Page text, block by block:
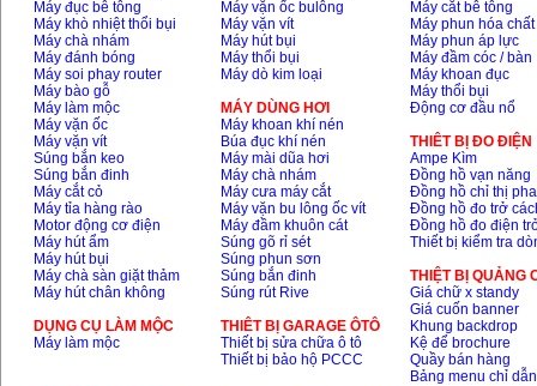
Bang gia may khoan
Bosch 2024
Price:884000
May khoan Bosch
GBH 2-24RE (790W)
Price
Máy đục bê tông
Máy khò nhiệt thổi bụi
Máy chà nhám
Máy đánh bóng
Máy soi phay router
Máy bào gỗ
Máy làm mộc
Máy vặn ốc
Máy vặn vít
Súng bắn keo
Súng bắn đinh
Máy cắt cỏ
Máy tỉa hàng rào
Motor động cơ điện
Máy hút ẩm
Máy hút bụi
Máy chà sàn giặt thảm
Máy hút chân không
DỤNG CỤ LÀM MỘC
Máy làm mộc
Máy vặn ốc bulông
Máy vặn vít
Máy hút bụi
Máy thổi bụi
Máy dò kim loại
MÁY DÙNG HƠI
Máy khoan khí nén
Búa đục khí nén
Máy mài dũa hơi
Máy chà nhám
Máy cưa máy cắt
Máy vặn bu lông ốc vít
Máy đầm khuôn cát
Súng gõ rỉ sét
Súng phun sơn
Súng bắn đinh
Súng rút Rive
THIÊT BỊ GARAGE ÔTÔ
Thiết bị sửa chữa ô tô
Thiết bị bảo hộ PCCC
Máy cắt bê tông
Máy phun hóa chất
Máy phun áp lực
Máy đầm cóc / bàn
Máy khoan đục
Máy thổi bụi
Động cơ đầu nổ
THIÊT BỊ ĐO ĐIỆN
Ampe Kìm
Đồng hồ vạn năng
Đồng hồ chỉ thị pha
Đồng hồ đo trở
Đồng hồ đo điện
Thiết bị kiểm tra
THIỆT BỊ QUẢNG
Giá chữ x standy
Giá cuốn banner
Khung backdrop
Kệ để brochure
Quầy bán hàng
Bảng menu chỉ dẫn